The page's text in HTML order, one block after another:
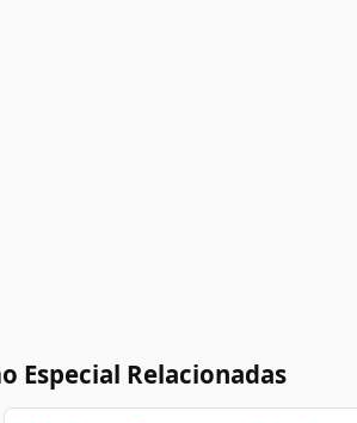
Especial Relacionadas